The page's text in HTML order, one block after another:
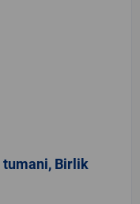
tumani, Birlik